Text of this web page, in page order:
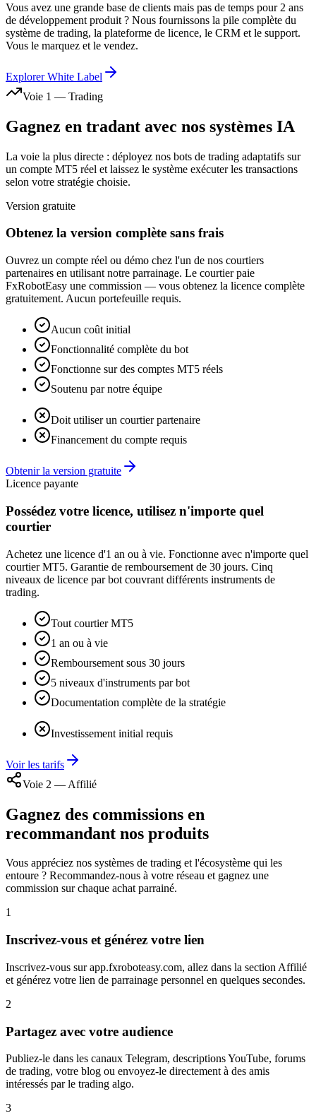
Vous avez une grande base de clients mais pas de temps pour 2 ans
de développement produit ? Nous fournissons la pile complète du
système de trading, la plateforme de licence, le CRM et le support.
Vous le marquez et le vendez.
Explorer White Label
Voie 1 — Trading
Gagnez en tradant avec nos systèmes IA
La voie la plus directe : déployez nos bots de trading adaptatifs sur
un compte MT5 réel et laissez le système exécuter les transactions
selon votre stratégie choisie.
Version gratuite
Obtenez la version complète sans frais
Ouvrez un compte réel ou démo chez l'un de nos courtiers
partenaires en utilisant notre parrainage. Le courtier paie
FxRobotEasy une commission — vous obtenez la licence complète
gratuitement. Aucun portefeuille requis.
Aucun coût initial
Fonctionnalité complète du bot
Fonctionne sur des comptes MT5 réels
Soutenu par notre équipe
Doit utiliser un courtier partenaire
Financement du compte requis
Obtenir la version gratuite
Licence payante
Possédez votre licence, utilisez n'importe quel
courtier
Achetez une licence d'1 an ou à vie. Fonctionne avec n'importe quel
courtier MT5. Garantie de remboursement de 30 jours. Cinq
niveaux de licence par bot couvrant différents instruments de
trading.
Tout courtier MT5
1 an ou à vie
Remboursement sous 30 jours
5 niveaux d'instruments par bot
Documentation complète de la stratégie
Investissement initial requis
Voir les tarifs
Voie 2 — Affilié
Gagnez des commissions en
recommandant nos produits
Vous appréciez nos systèmes de trading et l'écosystème qui les
entoure ? Recommandez-nous à votre réseau et gagnez une
commission sur chaque achat parrainé.
1
Inscrivez-vous et générez votre lien
Inscrivez-vous sur app.fxroboteasy.com, allez dans la section Affilié
et générez votre lien de parrainage personnel en quelques secondes.
2
Partagez avec votre audience
Publiez-le dans les canaux Telegram, descriptions YouTube, forums
de trading, votre blog ou envoyez-le directement à des amis
intéressés par le trading algo.
3